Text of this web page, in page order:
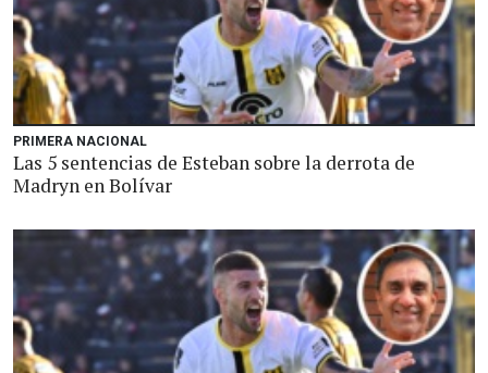
PRIMERA NACIONAL
Las 5 sentencias de Esteban sobre la derrota de
Madryn en Bolívar